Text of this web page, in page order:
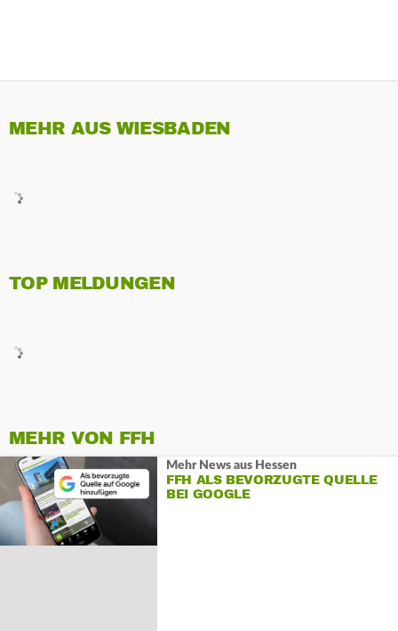
MEHR AUS WIESBADEN
TOP MELDUNGEN
MEHR VON FFH
Mehr News aus Hessen
FFH ALS BEVORZUGTE QUELLE
BEI GOOGLE